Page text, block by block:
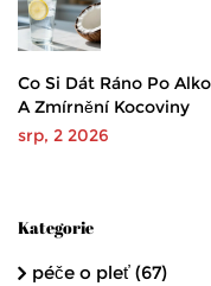
Co Si Dát Ráno Po
A Zmírnění Kocoviny
srp, 2 2026
Kategorie
péče o pleť (67)